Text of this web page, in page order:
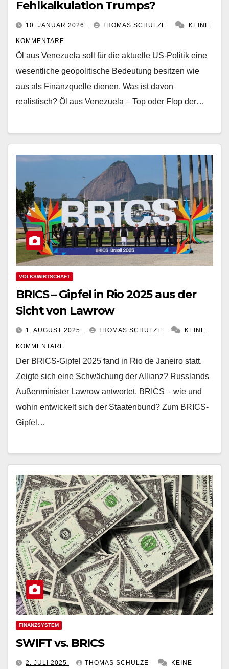
Fehlkalkulation Trumps?
10. JANUAR 2026 THOMAS SCHULZE KEINE
KOMMENTARE
Öl aus Venezuela soll für die aktuelle US-Politik eine
wesentliche geopolitische Bedeutung besitzen wie
aus als Finanzquelle dienen. Was ist davon
realistisch? Öl aus Venezuela – Top oder Flop der…
VOLKSWIRTSCHAFT
BRICS – Gipfel in Rio 2025 aus der
Sicht von Lawrow
1. AUGUST 2025 THOMAS SCHULZE KEINE
KOMMENTARE
Der BRICS-Gipfel 2025 fand in Rio de Janeiro statt.
Zeigte sich eine Schwächung der Allianz? Russlands
Außenminister Lawrow antwortet. BRICS – wie und
wohin entwickelt sich der Staatenbund? Zum BRICS-
Gipfel…
FINANZSYSTEM
SWIFT vs. BRICS
2. JULI 2025 THOMAS SCHULZE KEINE